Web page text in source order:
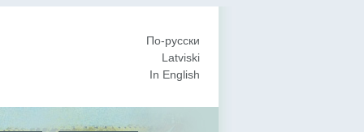
По-русски
Latviski
In English